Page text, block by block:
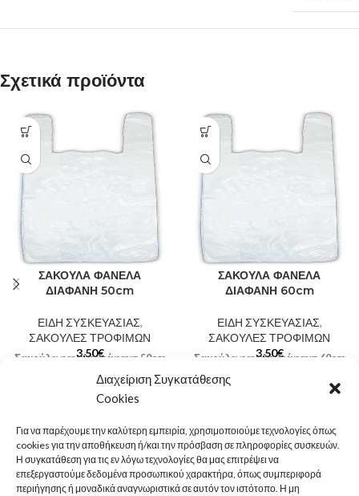
Διαχείριση Συγκατάθεσης
Cookies
Για να παρέχουμε την καλύτερη εμπειρία, χρησιμοποιούμε τεχνολογίες όπως
cookies για την αποθήκευση ή/και την πρόσβαση σε πληροφορίες συσκευών.
Η συγκατάθεση για τις εν λόγω τεχνολογίες θα μας επιτρέψει να
επεξεργαστούμε δεδομένα προσωπικού χαρακτήρα, όπως συμπεριφορά
περιήγησης ή μοναδικά αναγνωριστικά σε αυτόν τον ιστότοπο. Η μη
Σχετικά προϊόντα
ΣΑΚΟΥΛΑ ΦΑΝΕΛΑ
ΔΙΑΦΑΝΗ 50cm
ΕΙΔΗ ΣΥΣΚΕΥΑΣΙΑΣ,
ΣΑΚΟΥΛΕΣ ΤΡΟΦΙΜΩΝ
3,50€
Σακούλα φανέλα διάφανη 50cm
Μέγεθος: 50cm
24%
ΣΑΚΟΥΛΑ ΦΑΝΕΛΑ
ΔΙΑΦΑΝΗ 60cm
ΕΙΔΗ ΣΥΣΚΕΥΑΣΙΑΣ,
ΣΑΚΟΥΛΕΣ ΤΡΟΦΙΜΩΝ
3,50€
Σακούλα φανέλα διάφανη 60cm
Στην τιμή περιλαμβάνεται ΦΠΑ
LEGAL